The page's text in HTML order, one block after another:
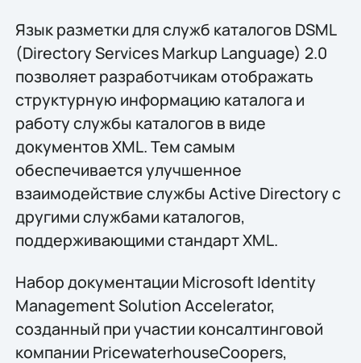
Язык разметки для служб каталогов DSML
(Directory Services Markup Language) 2.0
позволяет разработчикам отображать
структурную информацию каталога и
работу службы каталогов в виде
документов XML. Тем самым
обеспечивается улучшенное
взаимодействие службы Active Directory с
другими службами каталогов,
поддерживающими стандарт XML.
Набор документации Microsoft Identity
Management Solution Accelerator,
созданный при участии консалтинговой
компании PricewaterhouseCoopers,